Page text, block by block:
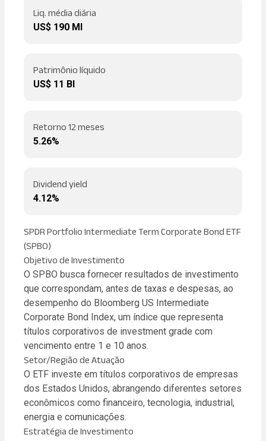
Liq. média diária
US$ 190 MI
Patrimônio líquido
US$ 11 BI
Retorno 12 meses
5.26%
Dividend yield
4.12%
SPDR Portfolio Intermediate Term Corporate Bond ETF
(SPBO)
Objetivo de Investimento
O SPBO busca fornecer resultados de investimento
que correspondam, antes de taxas e despesas, ao
desempenho do Bloomberg US Intermediate
Corporate Bond Index, um índice que representa
títulos corporativos de investment grade com
vencimento entre 1 e 10 anos.
Setor/Região de Atuação
O ETF investe em títulos corporativos de empresas
dos Estados Unidos, abrangendo diferentes setores
econômicos como financeiro, tecnologia, industrial,
energia e comunicações.
Estratégia de Investimento